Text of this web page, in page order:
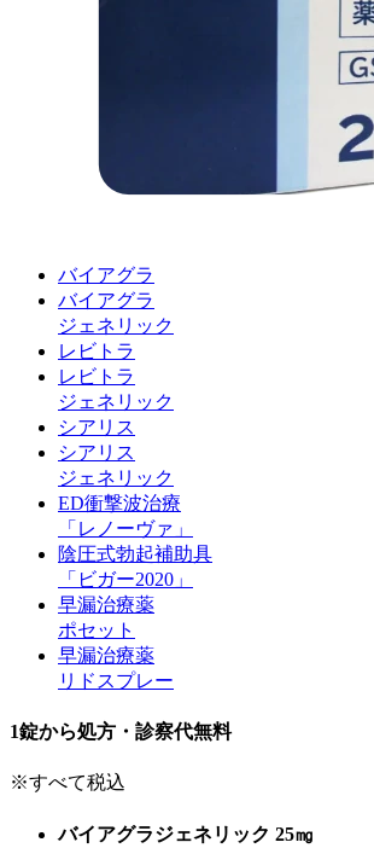
バイアグラ
バイアグラ
ジェネリック
レビトラ
レビトラ
ジェネリック
シアリス
シアリス
ジェネリック
ED衝撃波治療
「レノーヴァ」
陰圧式勃起補助具
「ビガー2020」
早漏治療薬
ポセット
早漏治療薬
リドスプレー
1錠から処方・診察代無料
※すべて税込
バイアグラジェネリック 25㎎